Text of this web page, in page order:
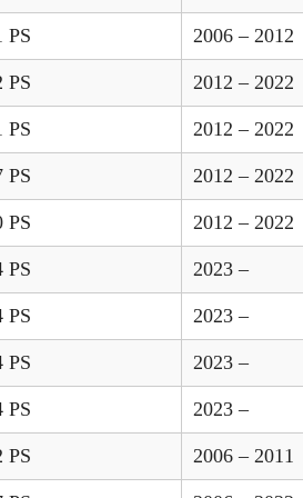
PS 2006 – 2012
PS 2012 – 2022
PS 2012 – 2022
PS 2012 – 2022
PS 2012 – 2022
PS 2023 –
PS 2023 –
PS 2023 –
PS 2023 –
PS 2006 – 2011